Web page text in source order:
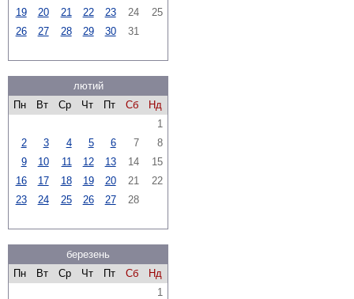
19
20 21 22 23 24
25
26
27 28 29 30 31
лютий
Пн
Вт Ср Чт Пт Сб
Нд
1
2
3 4 5 6 7
8
9
10 11 12 13 14
15
16
17 18 19 20 21
22
23
24 25 26 27 28
березень
Пн
Вт Ср Чт Пт Сб
Нд
1